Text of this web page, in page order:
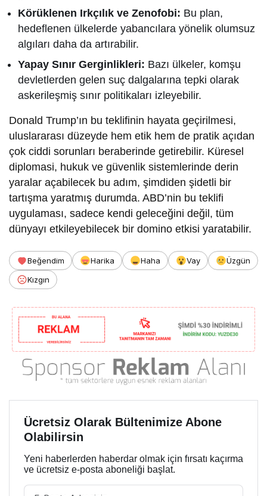
Körüklenen Irkçılık ve Zenofobi: Bu plan,
hedeflenen ülkelerde yabancılara yönelik olumsuz
algıları daha da artırabilir.
Yapay Sınır Gerginlikleri: Bazı ülkeler, komşu
devletlerden gelen suç dalgalarına tepki olarak
askerileşmiş sınır politikaları izleyebilir.
Donald Trump’ın bu teklifinin hayata geçirilmesi,
uluslararası düzeyde hem etik hem de pratik açıdan
çok ciddi sorunları beraberinde getirebilir. Küresel
diplomasi, hukuk ve güvenlik sistemlerinde derin
yaralar açabilecek bu adım, şimdiden şidetli bir
tartışma yaratmış durumda. ABD’nin bu teklifi
uygulaması, sadece kendi geleceğini değil, tüm
dünyayı etkileyebilecek bir domino etkisi yaratabilir.
Beğendim Harika Haha Vay
Üzgün
Kızgın
Ücretsiz Olarak Bültenimize Abone
Olabilirsin
Yeni haberlerden haberdar olmak için fırsatı kaçırma
ve ücretsiz e-posta aboneliği başlat.